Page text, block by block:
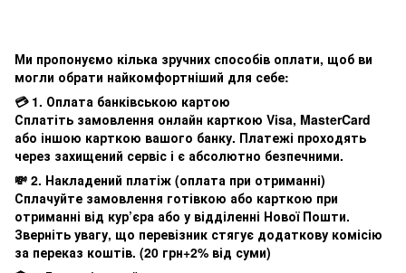
Ми пропонуємо кілька зручних способів оплати, щоб ви
могли обрати найкомфортніший для себе:
💳 1. Оплата банківською картою
Сплатіть замовлення онлайн карткою Visa, MasterCard
або іншою карткою вашого банку. Платежі проходять
через захищений сервіс і є абсолютно безпечними.
💸 2. Накладений платіж (оплата при отриманні)
Сплачуйте замовлення готівкою або карткою при
отриманні від кур’єра або у відділенні Нової Пошти.
Зверніть увагу, що перевізник стягує додаткову комісію
за переказ коштів. (20 грн+2% від суми)